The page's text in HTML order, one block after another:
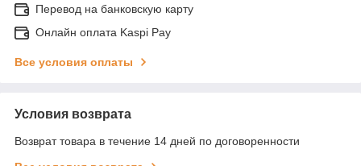
Перевод на банковскую карту
Онлайн оплата Kaspi Pay
Все условия оплаты
Условия возврата
Возврат товара в течение 14 дней по договоренности